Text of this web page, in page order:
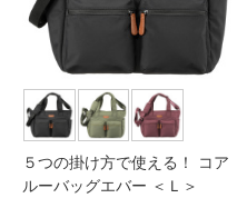
５つの掛け方で使える！ コア
ルーバッグエバー ＜Ｌ＞